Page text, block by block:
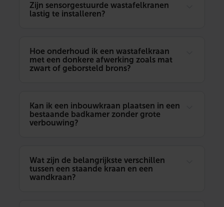
Zijn sensorgestuurde wastafelkranen
lastig te installeren?
Hoe onderhoud ik een wastafelkraan
met een donkere afwerking zoals mat
zwart of geborsteld brons?
Kan ik een inbouwkraan plaatsen in een
bestaande badkamer zonder grote
verbouwing?
Wat zijn de belangrijkste verschillen
tussen een staande kraan en een
wandkraan?